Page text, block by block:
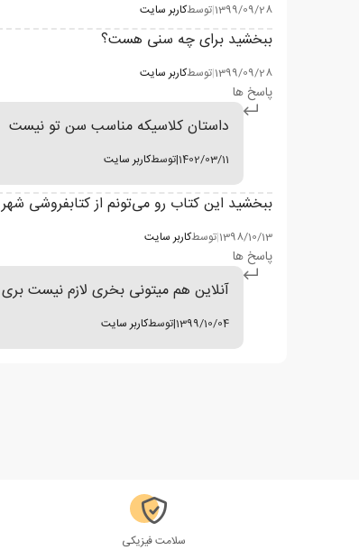
1399/09/28
|توسطکاربر سایت
ببخشید برای چه سنی هست؟
1399/09/28
|توسطکاربر سایت
پاسخ ها
داستان کلاسیکه مناسب سن تو نیست
1402/03/11
|توسطکاربر سایت
ببخشید این کتاب رو می‌تونم از کتابفروشی
1398/10/13
|توسطکاربر سایت
پاسخ ها
آنلاین هم میتونی بخری لازم نیست
1399/10/04
|توسطکاربر سایت
سلامت فیزیکی